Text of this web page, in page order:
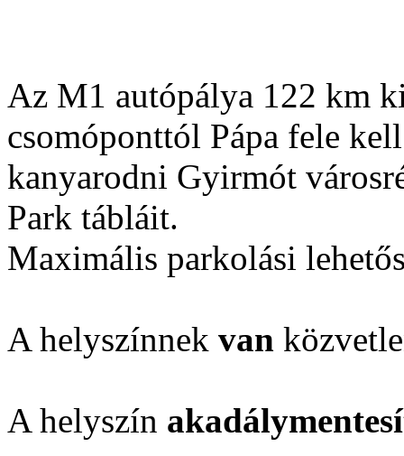
Az M1 autópálya 122 km
csomóponttól Pápa fele
kanyarodni Gyirmót
Park tábláit.
Maximális parkolási
A helyszínnek van
A helyszín